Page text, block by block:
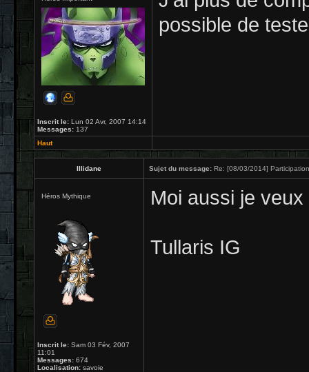
Inscrit le: Lun 02 Avr, 2007 14:14
Messages: 137
possible de
Haut
Illidane Sujet du message: Re: [08/03/2014]
Héros Mythique
Inscrit le: Sam 03 Fév, 2007
11:01
Messages: 674
Localisation: savoie
Moi aussi je
Tullaris IG